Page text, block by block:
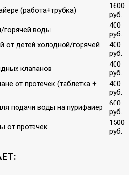
(работа+трубка)
1600
руб.
горячей воды
400
руб.
от детей холодной/горячей
400
руб.
клапанов
400
руб.
от протечек (таблетка +
400
руб.
подачи воды на пурифайер
600
руб.
от протечек
1500
руб.